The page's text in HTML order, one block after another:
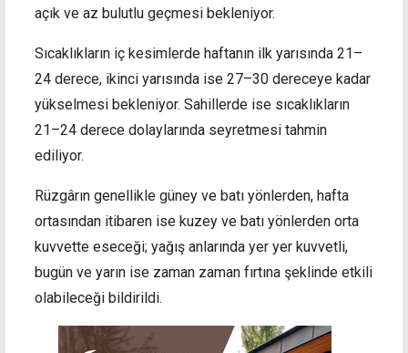
açık ve az bulutlu geçmesi bekleniyor.
Sıcaklıkların iç kesimlerde haftanın ilk yarısında 21–
24 derece, ikinci yarısında ise 27–30 dereceye kadar
yükselmesi bekleniyor. Sahillerde ise sıcaklıkların
21–24 derece dolaylarında seyretmesi tahmin
ediliyor.
Rüzgârın genellikle güney ve batı yönlerden, hafta
ortasından itibaren ise kuzey ve batı yönlerden orta
kuvvette eseceği; yağış anlarında yer yer kuvvetli,
bugün ve yarın ise zaman zaman fırtına şeklinde etkili
olabileceği bildirildi.